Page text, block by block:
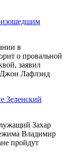
в
о провальной
заявил
Джон Лафлэнд
Зеленский
Захар
Владимир
пройдут